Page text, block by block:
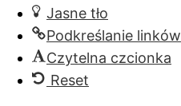
Jasne tło
Podkreślanie linków
Czytelna czcionka
Reset